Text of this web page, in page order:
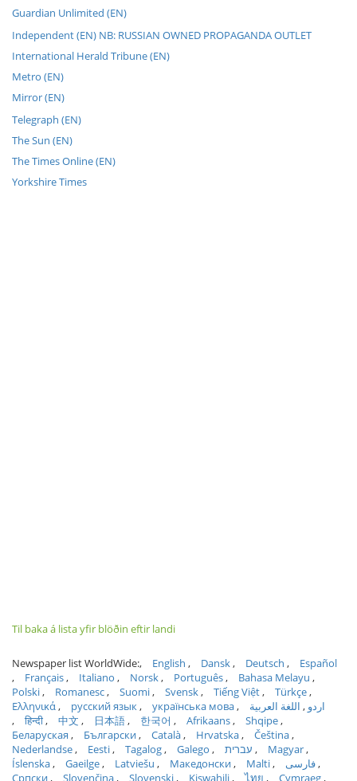
Guardian Unlimited (EN)
Independent (EN) NB: RUSSIAN OWNED PROPAGANDA OUTLET
International Herald Tribune (EN)
Metro (EN)
Mirror (EN)
Telegraph (EN)
The Sun (EN)
The Times Online (EN)
Yorkshire Times
Til baka á lista yfir blöðin eftir landi
Newspaper list WorldWide: English Dansk Deutsch
Español
Français
Italiano Norsk Português
Bahasa Melayu
Polski
Romanesc Suomi Svensk Tiếng Việt
Türkçe
Ελληνικά
русский язык українська мова اردو
اللغة العربية
हिन्दी
中文 日本語 한국어 Afrikaans
Shqipe
Беларуская
Български Català Hrvatska
Čeština
Nederlandse
Eesti Tagalog Galego עברית
Magyar
Íslenska
Gaeilge Latviešu Македонски Malti
فارسی
Српски
Slovenčina Slovenski Kiswahili ไทย Cymraeg